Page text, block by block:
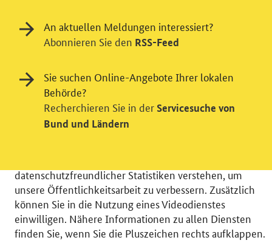
© 2026 Bundesministerium für Wirtschaft und Energie
Einwilligung in Tracking und / oder
Videodienst
Wir bitten Sie an dieser Stelle um Ihre Einwilligung für
datenschutzfreundlicher Statistiken verstehen, um
unsere Öffentlichkeitsarbeit zu verbessern. Zusätzlich
können Sie in die Nutzung eines Videodienstes
einwilligen. Nähere Informationen zu allen Diensten
finden Sie, wenn Sie die Pluszeichen rechts aufklappen.
An aktuellen Meldungen interessiert?
Abonnieren Sie den RSS-Feed
Sie suchen Online-Angebote Ihrer lokalen
Behörde?
Recherchieren Sie in der Servicesuche von
Bund und Ländern